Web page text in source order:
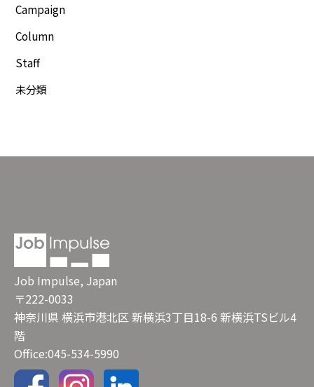
Campaign
Column
Staff
未分類
Job Impulse, Japan
〒222-0033
神奈川県 横浜市港北区 新横浜3丁目18-6 新横浜TSビル4
階
Office:045-534-5990